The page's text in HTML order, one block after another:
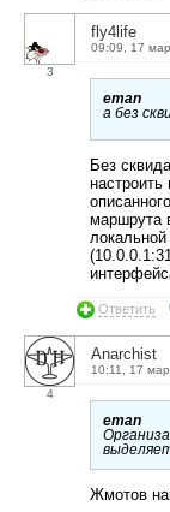
3
fly4life
09:09, 17
eman
а без
Без
маршрута
Ответить
4
Anarchist
10:11, 17
eman
Жмотов